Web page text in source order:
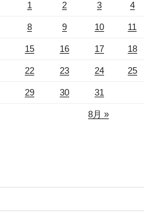
1 2 3 4
8 9 10 11
15 16 17 18
22 23 24 25
29 30 31
8月 »